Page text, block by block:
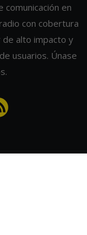
comunicación en
con cobertura
de alto impacto y
usuarios. Únase